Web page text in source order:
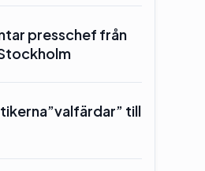
presschef från
till